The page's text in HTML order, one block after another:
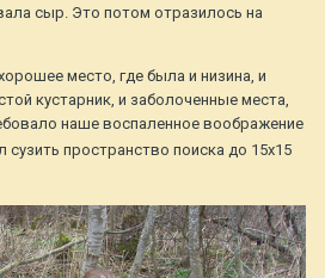
сыр. Это потом отразилось на
место, где была и низина, и
кустарник, и заболоченные места,
наше воспаленное воображение
пространство поиска до 15х15